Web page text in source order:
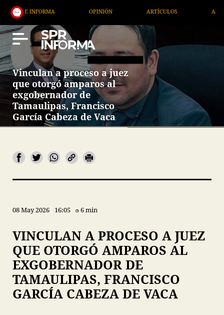
OPINIÓN ARTÍCULOS ARTE /
Vinculan a proceso a juez
que otorgó amparos al
exgobernador de
Tamaulipas, Francisco
García Cabeza de Vaca
08 May 2026 16:05 6 min
VINCULAN A PROCESO A JUEZ
QUE OTORGÓ AMPAROS AL
EXGOBERNADOR DE
TAMAULIPAS, FRANCISCO
GARCÍA CABEZA DE VACA